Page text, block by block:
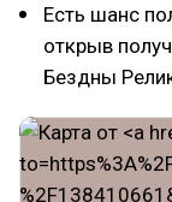
Есть шанс
открыв
Бездны